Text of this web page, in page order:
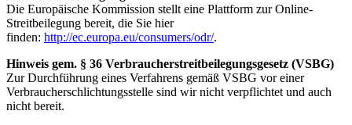
Die Europäische Kommission stellt eine Plattform zur Online-
Streitbeilegung bereit, die Sie hier
finden: http://ec.europa.eu/consumers/odr/.
Hinweis gem. § 36 Verbraucherstreitbeilegungsgesetz (VSBG)
Zur Durchführung eines Verfahrens gemäß VSBG vor einer
Verbraucherschlichtungsstelle sind wir nicht verpflichtet und auch
nicht bereit.